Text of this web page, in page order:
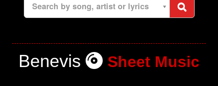
Search by song, artist or lyrics
Benevis Sheet Music